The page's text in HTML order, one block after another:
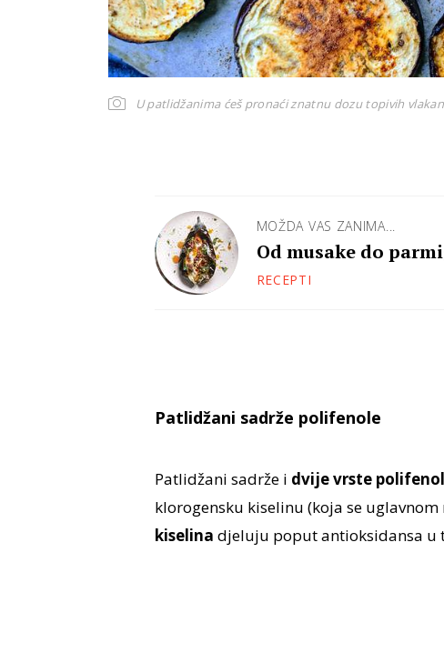
U patlidžanima ćeš pronaći znatnu dozu topivih
MOŽDA VAS ZANIMA...
Od musake do
RECEPTI
Patlidžani sadrže polifenole
Patlidžani sadrže i dvije vrste
klorogensku kiselinu (koja se
kiselina djeluju poput antioksidansa u